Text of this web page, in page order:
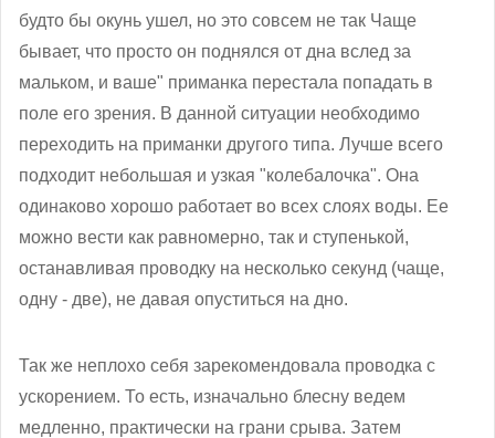
будто бы окунь ушел, но это совсем не так Чаще
бывает, что просто он поднялся от дна вслед за
мальком, и ваше" приманка перестала попадать в
поле его зрения. В данной ситуации необходимо
переходить на приманки другого типа. Лучше всего
подходит небольшая и узкая "колебалочка". Она
одинаково хорошо работает во всех слоях воды. Ее
можно вести как равномерно, так и ступенькой,
останавливая проводку на несколько секунд (чаще,
одну - две), не давая опуститься на дно.
Так же неплохо себя зарекомендовала проводка с
ускорением. То есть, изначально блесну ведем
медленно, практически на грани срыва. Затем